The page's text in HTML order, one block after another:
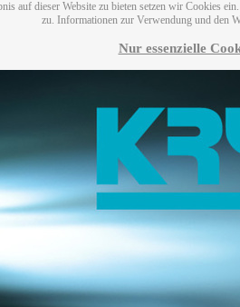
auf dieser Website zu bieten setzen wir Cookies
zu. Informationen zur Verwendung und den
Nur essenzielle